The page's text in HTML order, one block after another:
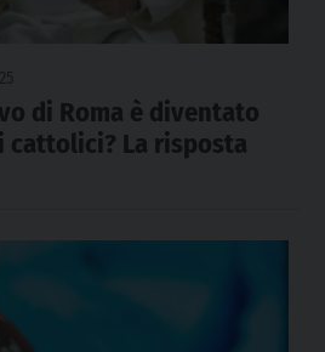
di Roma è diventato
La risposta